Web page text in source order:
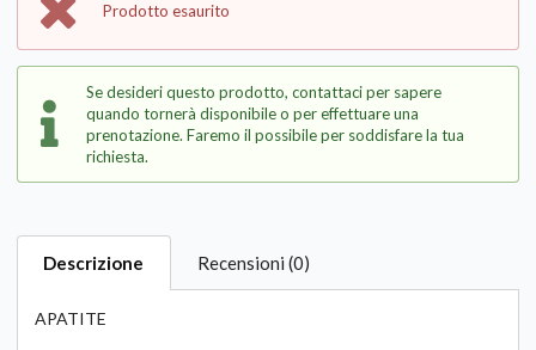
Prodotto esaurito
Se desideri questo prodotto, contattaci per sapere
quando tornerà disponibile o per effettuare una
prenotazione. Faremo il possibile per soddisfare la tua
richiesta.
Descrizione Recensioni (0)
APATITE